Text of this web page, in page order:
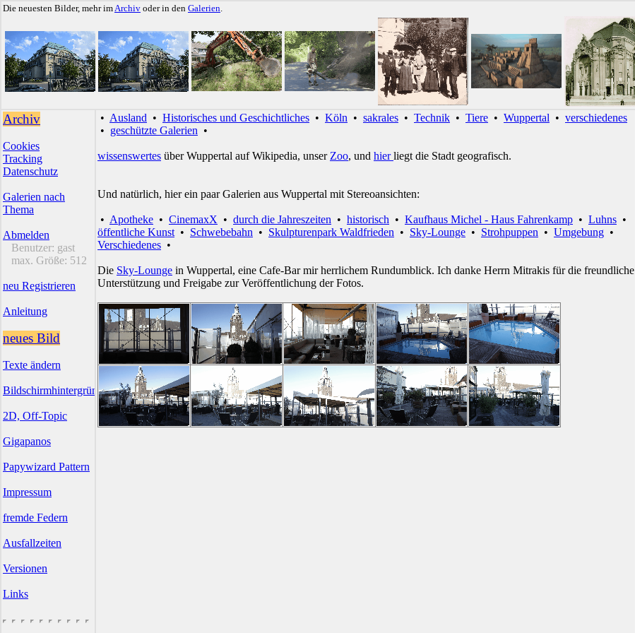
Die neuesten Bilder, mehr imArchiv oder in den Galerien.
Archiv
Cookies
Tracking
Datenschutz
Galerien nach
Thema
Abmelden
Benutzer: gast
max. Größe: 512
neu Registrieren
Anleitung
neues Bild
Texte ändern
Bildschirmhintergründe
2D, Off-Topic
Gigapanos
Papywizard Pattern
Impressum
fremde Federn
Ausfallzeiten
Versionen
Links
• Ausland • Historisches und Geschichtliches • Köln • sakrales • Technik • Tiere • Wuppertal • verschiedenes
• geschützte Galerien •
wissenswertes über Wuppertal auf Wikipedia, unser Zoo, und hierliegt die Stadt geografisch.
Und natürlich, hier ein paar Galerien aus Wuppertal mit Stereoansichten:
• Apotheke • CinemaxX • durch die Jahreszeiten • historisch • Kaufhaus Michel - Haus Fahrenkamp • Luhns •
öffentliche Kunst • Schwebebahn • Skulpturenpark Waldfrieden • Sky-Lounge • Strohpuppen • Umgebung •
Verschiedenes •
Die Sky-Lounge in Wuppertal, eine Cafe-Bar mir herrlichem Rundumblick. Ich danke Herrn Mitrakis für die freundliche
Unterstützung und Freigabe zur Veröffentlichung der Fotos.